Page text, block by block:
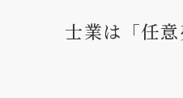
士業は「任